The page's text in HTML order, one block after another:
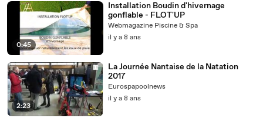
0:45
Installation Boudin d'hivernage
gonflable - FLOT'UP
Webmagazine Piscine & Spa
il y a 8 ans
2:23
La Journée Nantaise de la Natation
2017
Eurospapoolnews
il y a 8 ans